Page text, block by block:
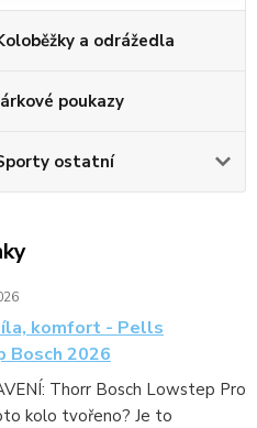
a odrážedla
poukazy
ostatní
komfort - Pells
Bosch 2026
Thorr Bosch Lowstep Pro
kolo tvořeno? Je to